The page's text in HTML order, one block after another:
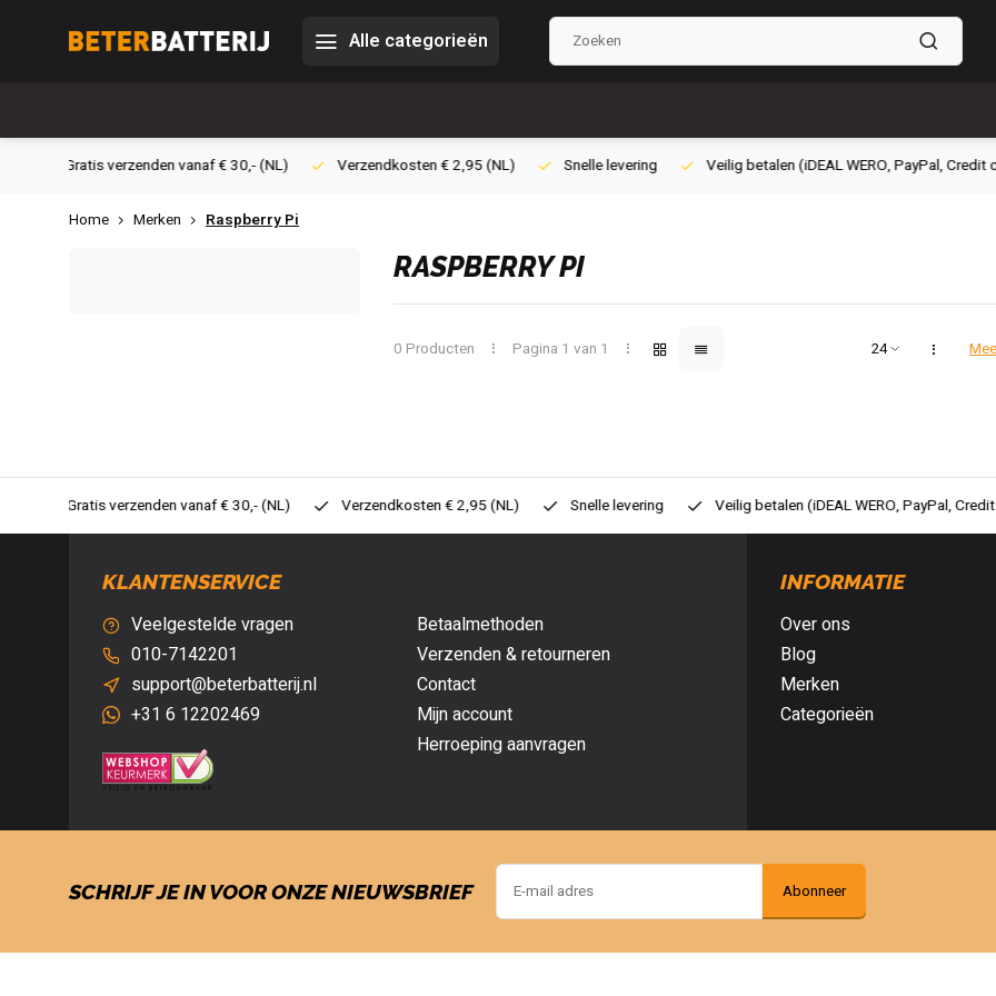
Alle categorieën
Verzendkosten € 2,95 (NL) Snelle levering Veilig betalen (iDEAL WERO, PayPal, Credit card of Achteraf betalen)
Home Merken Raspberry Pi
RASPBERRY PI
0 Producten Pagina 1 van 1
Verzendkosten € 2,95 (NL) Snelle levering Veilig betalen (iDEAL WERO, PayPal, Credit card of Achteraf betalen)
KLANTENSERVICE
Veelgestelde vragen
010-7142201
support@beterbatterij.nl
+31 6 12202469
Betaalmethoden
Verzenden & retourneren
Contact
Mijn account
Herroeping aanvragen
INFORMATIE
Over ons
Blog
Merken
Categorieën
SCHRIJF JE IN VOOR ONZE NIEUWSBRIEF Abonneer